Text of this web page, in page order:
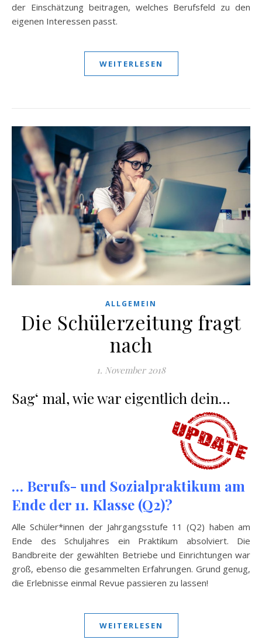
der Einschätzung beitragen, welches Berufsfeld zu den
eigenen Interessen passt.
WEITERLESEN
ALLGEMEIN
Die Schülerzeitung fragt
nach
1. November 2018
Sag‘ mal, wie war eigentlich dein…
… Berufs- und Sozialpraktikum am
Ende der 11. Klasse (Q2)?
Alle Schüler*innen der Jahrgangsstufe 11 (Q2) haben am
Ende des Schuljahres ein Praktikum absolviert. Die
Bandbreite der gewählten Betriebe und Einrichtungen war
groß, ebenso die gesammelten Erfahrungen. Grund genug,
die Erlebnisse einmal Revue passieren zu lassen!
WEITERLESEN